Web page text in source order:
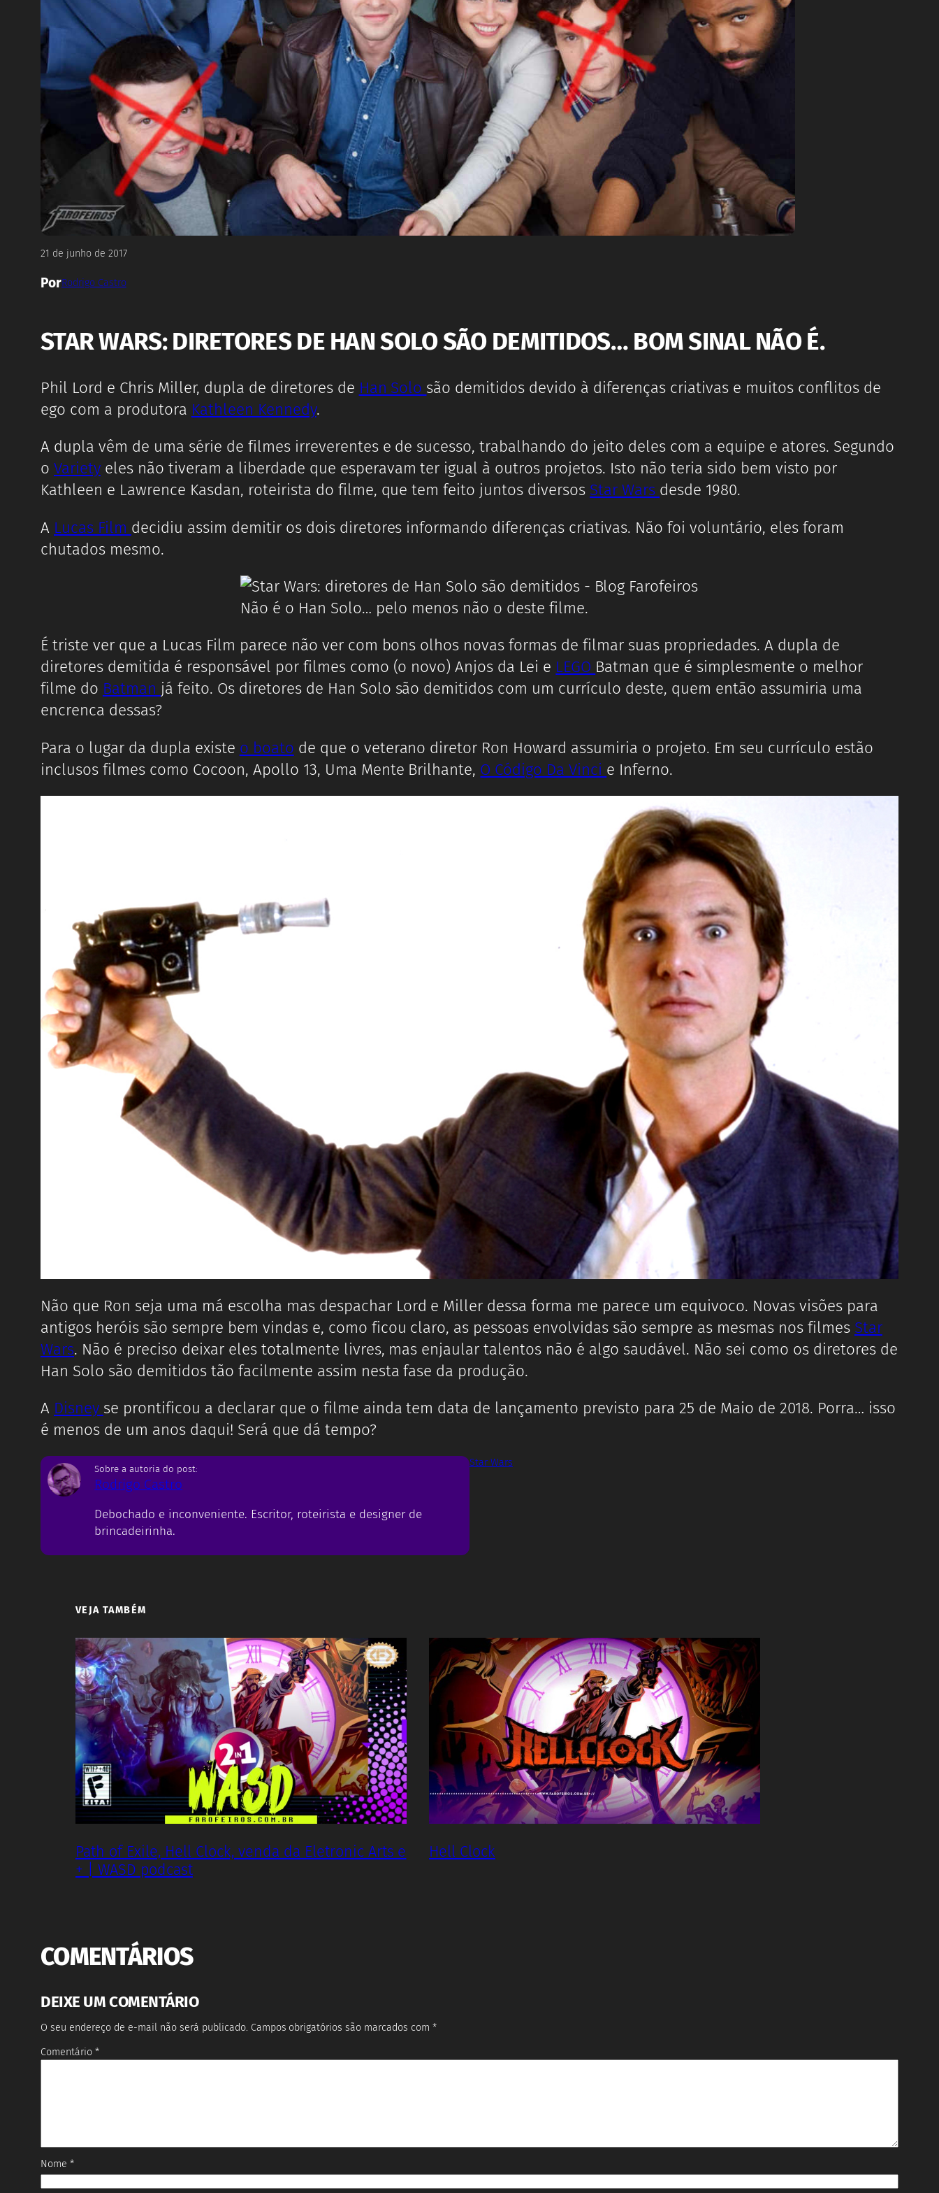
21 de junho de 2017
PorRodrigo Castro
STAR WARS: DIRETORES DE HAN SOLO SÃO DEMITIDOS… BOM SINAL NÃO É.
Phil Lord e Chris Miller, dupla de diretores de Han Solo são demitidos devido à diferenças criativas e muitos conflitos de
ego com a produtora Kathleen Kennedy.
A dupla vêm de uma série de filmes irreverentes e de sucesso, trabalhando do jeito deles com a equipe e atores. Segundo
o Varietyeles não tiveram a liberdade que esperavam ter igual à outros projetos. Isto não teria sido bem visto por
Kathleen e Lawrence Kasdan, roteirista do filme, que tem feito juntos diversos Star Wars desde 1980.
A Lucas Film decidiu assim demitir os dois diretores informando diferenças criativas. Não foi voluntário, eles foram
chutados mesmo.
Não é o Han Solo… pelo menos não o deste filme.
É triste ver que a Lucas Film parece não ver com bons olhos novas formas de filmar suas propriedades. A dupla de
diretores demitida é responsável por filmes como (o novo) Anjos da Lei e LEGO Batman que é simplesmente o melhor
filme do Batman já feito. Os diretores de Han Solo são demitidos com um currículo deste, quem então assumiria uma
encrenca dessas?
Para o lugar da dupla existe o boato de que o veterano diretor Ron Howard assumiria o projeto. Em seu currículo estão
inclusos filmes como Cocoon, Apollo 13, Uma Mente Brilhante, O Código Da Vinci e Inferno.
Não que Ron seja uma má escolha mas despachar Lord e Miller dessa forma me parece um equivoco. Novas visões para
antigos heróis são sempre bem vindas e, como ficou claro, as pessoas envolvidas são sempre as mesmas nos filmes Star
Wars. Não é preciso deixar eles totalmente livres, mas enjaular talentos não é algo saudável. Não sei como os diretores de
Han Solo são demitidos tão facilmente assim nesta fase da produção.
A Disney se prontificou a declarar que o filme ainda tem data de lançamento previsto para 25 de Maio de 2018. Porra… isso
é menos de um anos daqui! Será que dá tempo?
Sobre a autoria do post:
Rodrigo Castro
Debochado e inconveniente. Escritor, roteirista e designer de
brincadeirinha.
Star Wars
VEJA TAMBÉM
Path of Exile, Hell Clock, venda da Eletronic Arts e
+ | WASD podcast
Hell Clock
COMENTÁRIOS
DEIXE UM COMENTÁRIO
O seu endereço de e-mail não será publicado. Campos obrigatórios são marcados com*
Comentário *
Nome *